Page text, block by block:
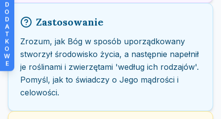
D
O
D
A
T
K
O
W
E
Zastosowanie
Zrozum, jak Bóg w sposób uporządkowany
stworzył środowisko życia, a następnie napełnił
je roślinami i zwierzętami 'według ich rodzajów'.
Pomyśl, jak to świadczy o Jego mądrości i
celowości.